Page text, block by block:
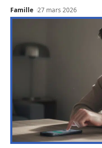
Famille 27 mars 2026